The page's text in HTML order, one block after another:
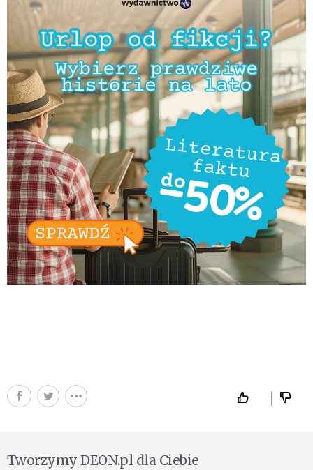
Tworzymy DEON.pl dla Ciebie